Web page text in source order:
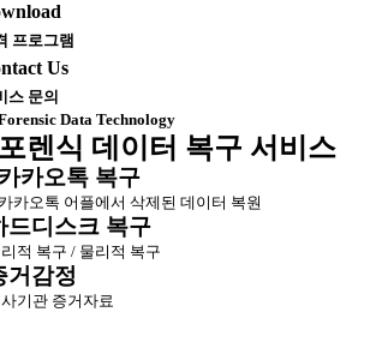
프로그램
Us
스 문의
Data Technology
렌식 데이터 복구 서비스
카오톡 복구
카오톡 어플에서 삭제된 데이터 복원
드디스크 복구
적 복구 / 물리적 복구
거감정
기관 증거자료